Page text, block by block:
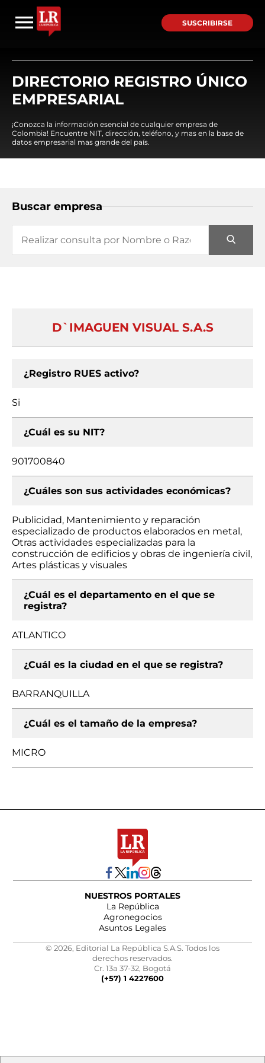
SUSCRIBIRSE
DIRECTORIO REGISTRO ÚNICO
EMPRESARIAL
¡Conozca la información esencial de cualquier empresa de
Colombia! Encuentre NIT, dirección, teléfono, y mas en la base de
datos empresarial mas grande del país.
Buscar empresa
D`IMAGUEN VISUAL S.A.S
¿Registro RUES activo?
Si
¿Cuál es su NIT?
901700840
¿Cuáles son sus actividades económicas?
Publicidad, Mantenimiento y reparación
especializado de productos elaborados en metal,
Otras actividades especializadas para la
construcción de edificios y obras de ingeniería civil,
Artes plásticas y visuales
¿Cuál es el departamento en el que se
registra?
ATLANTICO
¿Cuál es la ciudad en el que se registra?
BARRANQUILLA
¿Cuál es el tamaño de la empresa?
MICRO
NUESTROS PORTALES
La República
Agronegocios
Asuntos Legales
© 2026, Editorial La República S.A.S. Todos los
derechos reservados.
Cr. 13a 37-32, Bogotá
(+57) 1 4227600